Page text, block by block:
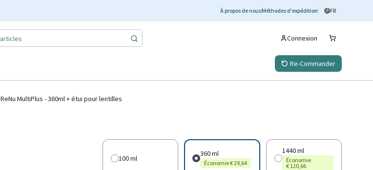
À propos de nousMéthodes d'expédition FR
Connexion
Re-Commander
ReNu MultiPlus - 360ml + étui pour lentilles
100 ml
360 ml
Économie € 29,64
1440 ml
Économie
€ 120,66